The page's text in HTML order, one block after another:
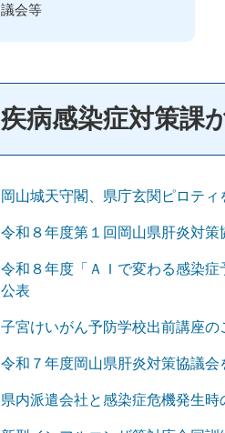
議会等
疾病感染症対策課
岡山城天守閣、県庁玄関ピロテ
令和８年度第１回岡山県肝炎対策
令和８年度「ＡＩで変わる感染
公表
子宮けいがん予防学校出前講座の
令和７年度岡山県肝炎対策協議会
県内派遣会社と感染症危機発生